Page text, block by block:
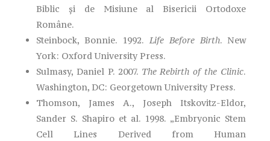
Biblic și de Misiune al Bisericii Ortodoxe
Române.
Steinbock, Bonnie. 1992.Life Before Birth. New
York: Oxford University Press.
Sulmasy, Daniel P. 2007. The Rebirth of the Clinic.
Washington, DC: Georgetown University Press.
Thomson, James A., Joseph Itskovitz-Eldor,
Sander S. Shapiro et al. 1998. „Embryonic Stem
Cell Lines Derived from Human